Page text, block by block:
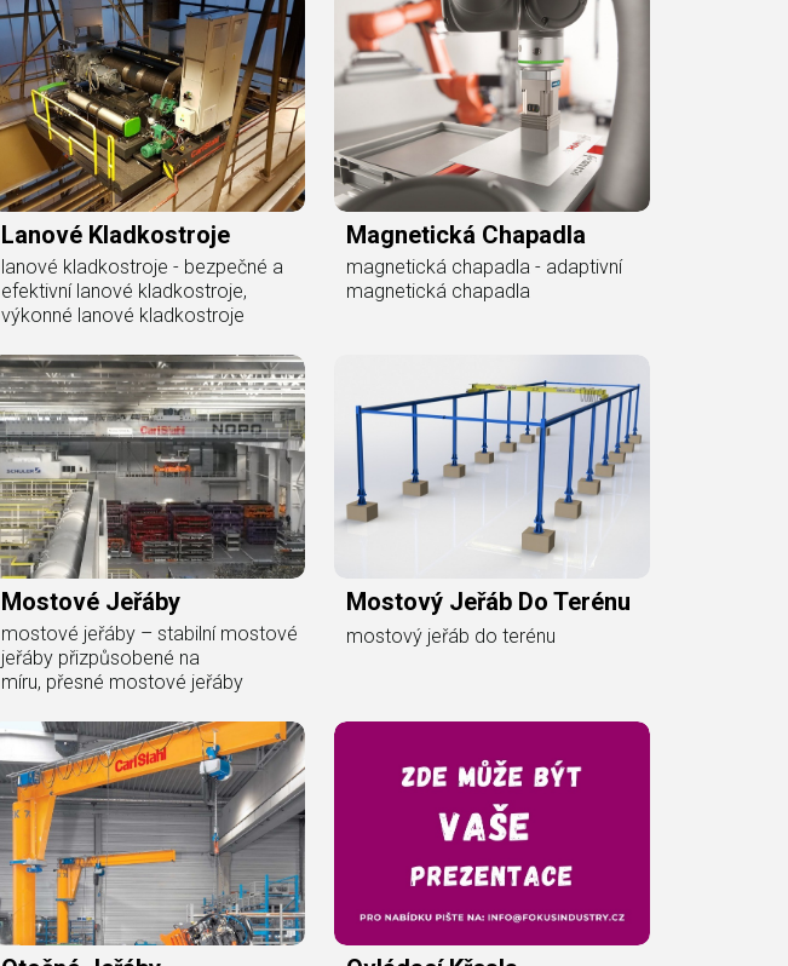
Lanové Kladkostroje
lanové kladkostroje - bezpečné a
efektivní lanové kladkostroje,
výkonné lanové kladkostroje
Magnetická Chapadla
magnetická chapadla - adaptivní
magnetická chapadla
Mostové Jeřáby
mostové jeřáby – stabilní mostové
jeřáby přizpůsobené na
míru, přesné mostové jeřáby
Mostový Jeřáb Do Terénu
mostový jeřáb do terénu